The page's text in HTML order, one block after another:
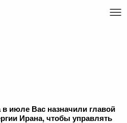
июле Вас назначили главой
Ирана, чтобы управлять